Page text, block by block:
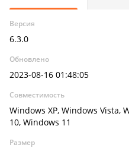
Версия
6.3.0
Обновлено
2023-08-16 01:48:05
Совместимость
Windows XP, Windows Vista,
10, Windows 11
Размер